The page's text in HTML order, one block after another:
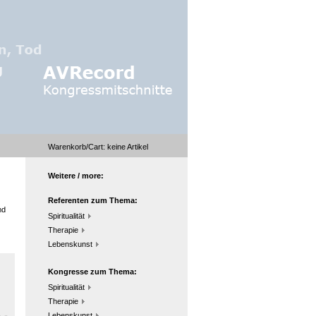
Warenkorb/Cart: keineArtikel
Weitere / more:
Referenten zum Thema:
Spiritualität
Therapie
Lebenskunst
Kongresse zum Thema:
Spiritualität
Therapie